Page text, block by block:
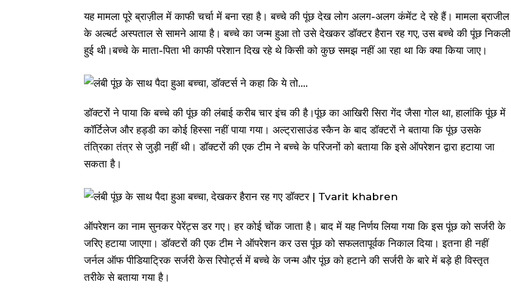
यह मामला पूरे ब्राज़ील में काफी चर्चा में बना रहा है। बच्चे की पूंछ देख लोग अलग-अलग कंमेंट दे रहे हैं। मामला ब्राजील
के अल्बर्ट अस्पताल से सामने आया है। बच्चे का जन्म हुआ तो उसे देखकर डॉक्टर हैरान रह गए, उस बच्चे की पूंछ निकली
हुई थी।बच्चे के माता-पिता भी काफी परेशान दिख रहे थे किसी को कुछ समझ नहीं आ रहा था कि क्या किया जाए।
डॉक्टरों ने पाया कि बच्चे की पूंछ की लंबाई करीब चार इंच की है।पूंछ का आखिरी सिरा गेंद जैसा गोल था, हालांकि पूंछ में
कॉर्टिलेज और हड्डी का कोई हिस्सा नहीं पाया गया। अल्ट्रासाउंड स्कैन के बाद डॉक्टरों ने बताया कि पूंछ उसके
तंत्रिका तंत्र से जुड़ी नहीं थी। डॉक्टरों की एक टीम ने बच्चे के परिजनों को बताया कि इसे ऑपरेशन द्वारा हटाया जा
सकता है।
ऑपरेशन का नाम सुनकर पेरेंट्स डर गए। हर कोई चोंक जाता है। बाद में यह निर्णय लिया गया कि इस पूंछ को सर्जरी के
जरिए हटाया जाएगा। डॉक्टरों की एक टीम ने ऑपरेशन कर उस पूंछ को सफलतापूर्वक निकाल दिया। इतना ही नहीं
जर्नल ऑफ पीडियाट्रिक सर्जरी केस रिपोर्ट्स में बच्चे के जन्म और पूंछ को हटाने की सर्जरी के बारे में बड़े ही विस्तृत
तरीके से बताया गया है।